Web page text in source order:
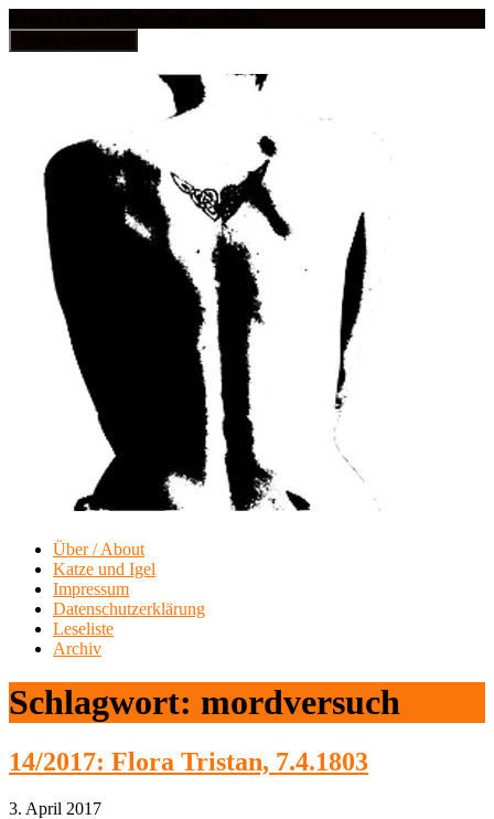
Über / About
Katze und Igel
Impressum
Datenschutzerklärung
Leseliste
Archiv
Schlagwort: mordversuch
14/2017: Flora Tristan, 7.4.1803
3. April 2017